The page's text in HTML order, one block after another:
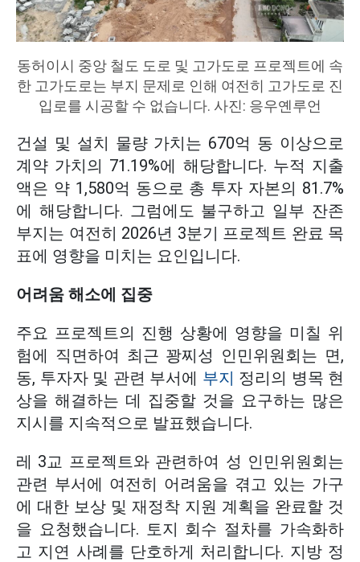
동허이시 중앙 철도 도로 및 고가도로 프로젝트에 속
한 고가도로는 부지 문제로 인해 여전히 고가도로 진
입로를 시공할 수 없습니다. 사진: 응우옌루언
건설 및 설치 물량 가치는 670억 동 이상으로
계약 가치의 71.19%에 해당합니다. 누적 지출
액은 약 1,580억 동으로 총 투자 자본의 81.7%
에 해당합니다. 그럼에도 불구하고 일부 잔존
부지는 여전히 2026년 3분기 프로젝트 완료 목
표에 영향을 미치는 요인입니다.
어려움 해소에 집중
주요 프로젝트의 진행 상황에 영향을 미칠 위
험에 직면하여 최근 꽝찌성 인민위원회는 면,
동, 투자자 및 관련 부서에 부지 정리의 병목 현
상을 해결하는 데 집중할 것을 요구하는 많은
지시를 지속적으로 발표했습니다.
레 3교 프로젝트와 관련하여 성 인민위원회는
관련 부서에 여전히 어려움을 겪고 있는 가구
에 대한 보상 및 재정착 지원 계획을 완료할 것
을 요청했습니다. 토지 회수 절차를 가속화하
고 지연 사례를 단호하게 처리합니다. 지방 정